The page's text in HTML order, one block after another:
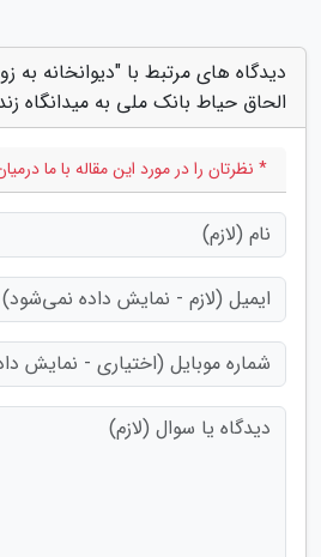
دیدگاه های مرتبط با "دیوانخانه به
الحاق حیاط بانک ملی به میدانگاه
* نظرتان را در مورد این مقاله با ما